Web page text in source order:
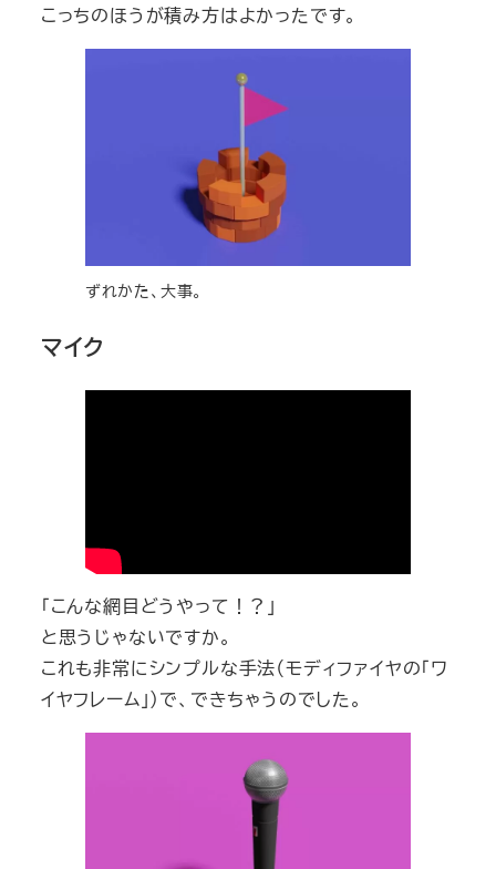
こっちのほうが積み方はよかったです。
ずれかた、大事。
マイク
「こんな網目どうやって！？」
と思うじゃないですか。
これも非常にシンプルな手法（モディファイヤの「ワ
イヤフレーム」）で、できちゃうのでした。